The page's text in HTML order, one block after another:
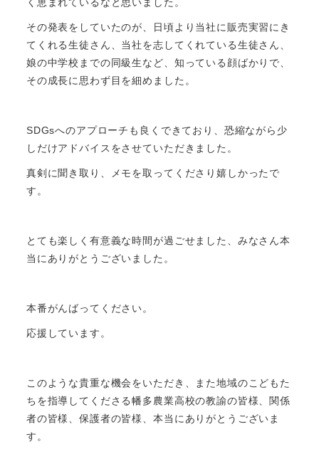
その発表をしていたのが、日頃より当社に販売実習にき
てくれる生徒さん、当社を志してくれている生徒さん、
娘の中学校までの同級生など、知っている顔ばかりで、
その成長に思わず目を細めました。
SDGsへのアプローチも良くできており、恐縮ながら少
しだけアドバイスをさせていただきました。
真剣に聞き取り、メモを取ってくださり嬉しかったで
す。
とても楽しく有意義な時間が過ごせました、みなさん本
当にありがとうございました。
本番がんばってください。
応援しています。
このような貴重な機会をいただき、また地域のこどもた
ちを指導してくださる幡多農業高校の教諭の皆様、関係
者の皆様、保護者の皆様、本当にありがとうございま
す。